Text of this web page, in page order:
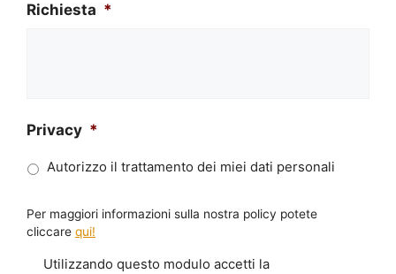
Richiesta *
Privacy *
Autorizzo il trattamento dei miei dati personali
Per maggiori informazioni sulla nostra policy potete
cliccare qui!
Utilizzando questo modulo accetti la